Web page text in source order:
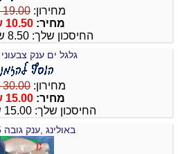
מחירון: 19.00 ש"ח
מחיר: 10.50 ש"ח
החיסכון שלך: 8.50 ש"ח (45%)
גלגל ים ענק צבעוני 80 ס"מ
מחירון: 30.00 ש"ח
מחיר: 15.00 ש"ח
החיסכון שלך: 15.00 ש"ח (50%)
באולינג ,ענק גובה 35 ס"מ